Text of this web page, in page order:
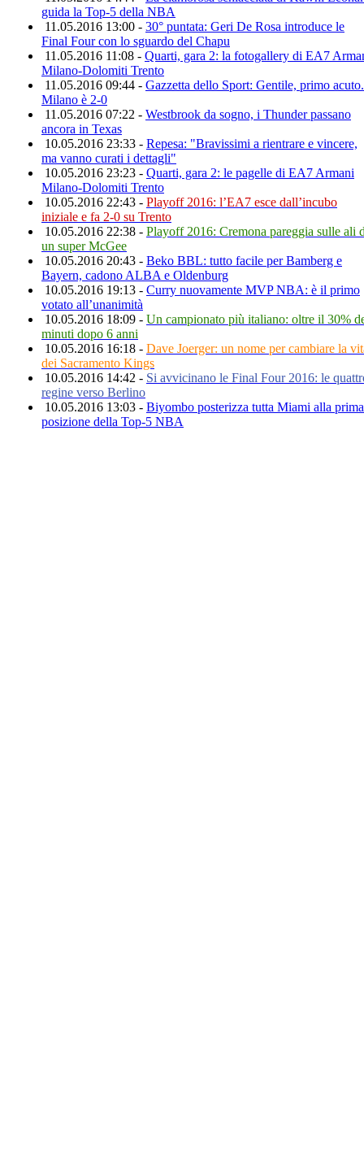
guida la Top-5 della NBA
11.05.2016 13:00 - 30° puntata: Geri De Rosa introduce le
Final Four con lo sguardo del Chapu
11.05.2016 11:08 - Quarti, gara 2: la fotogallery di EA7
Milano-Dolomiti Trento
11.05.2016 09:44 - Gazzetta dello Sport: Gentile, primo acuto.
Milano è 2-0
11.05.2016 07:22 - Westbrook da sogno, i Thunder passano
ancora in Texas
10.05.2016 23:33 - Repesa: "Bravissimi a rientrare e vincere,
ma vanno curati i dettagli"
10.05.2016 23:23 - Quarti, gara 2: le pagelle di EA7 Armani
Milano-Dolomiti Trento
10.05.2016 22:43 - Playoff 2016: l’EA7 esce dall’incubo
iniziale e fa 2-0 su Trento
10.05.2016 22:38 - Playoff 2016: Cremona pareggia sulle ali
un super McGee
10.05.2016 20:43 - Beko BBL: tutto facile per Bamberg e
Bayern, cadono ALBA e Oldenburg
10.05.2016 19:13 - Curry nuovamente MVP NBA: è il primo
votato all’unanimità
10.05.2016 18:09 - Un campionato più italiano: oltre il 30%
minuti dopo 6 anni
10.05.2016 16:18 - Dave Joerger: un nome per cambiare la
dei Sacramento Kings
10.05.2016 14:42 - Si avvicinano le Final Four 2016: le
regine verso Berlino
10.05.2016 13:03 - Biyombo posterizza tutta Miami alla prima
posizione della Top-5 NBA